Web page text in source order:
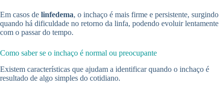
Em casos de linfedema, o inchaço é mais firme e persistente, surgindo
quando há dificuldade no retorno da linfa, podendo evoluir lentamente
com o passar do tempo.
Como saber se o inchaço é normal ou preocupante
Existem características que ajudam a identificar quando o inchaço é
resultado de algo simples do cotidiano.